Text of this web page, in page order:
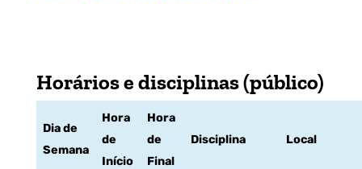
Horários e disciplinas (público)
Dia de
Semana
Hora
de
Início
Hora
de
Final
Disciplina Local